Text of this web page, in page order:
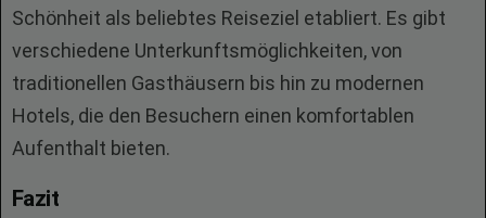
Schönheit als beliebtes Reiseziel etabliert. Es gibt
verschiedene Unterkunftsmöglichkeiten, von
traditionellen Gasthäusern bis hin zu modernen
Hotels, die den Besuchern einen komfortablen
Aufenthalt bieten.
Fazit